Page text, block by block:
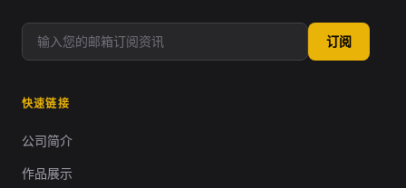
订阅
快速链接
公司简介
作品展示